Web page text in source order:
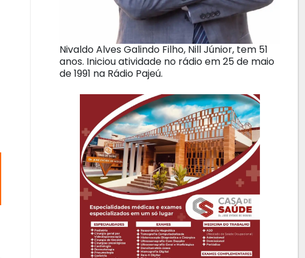
Nivaldo Alves Galindo Filho, Nill Júnior, tem 51
anos. Iniciou atividade no rádio em 25 de maio
de 1991 na Rádio Pajeú.